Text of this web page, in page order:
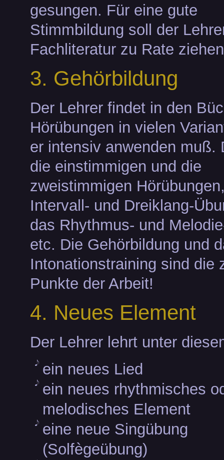
gesungen. Für eine gute
Stimmbildung soll der
Fachliteratur zu Rate
3. Gehörbildung
Der Lehrer findet in den
Hörübungen in vielen
er intensiv anwenden muß.
die einstimmigen und die
zweistimmigen
Intervall- und Dreiklang-
das Rhythmus- und
etc. Die Gehörbildung und
Intonationstraining sind die
Punkte der Arbeit!
4. Neues Element
Der Lehrer lehrt unter
ein neues Lied
ein neues rhythmisches
melodisches Element
eine neue Singübung
(Solfègeübung)